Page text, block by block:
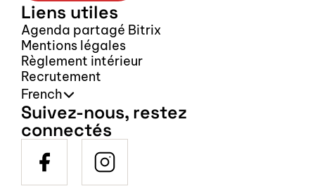
Liens utiles
Agenda partagé Bitrix
Mentions légales
Règlement intérieur
Recrutement
Select Language
French
Suivez-nous, restez
connectés